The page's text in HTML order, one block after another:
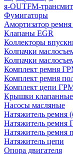
я-OUTFM-
Фумигаторы
Амортизатор
Клапаны EGR
Коллекторы
Колпачки
Колпачки
Комплект ремня
Комплект ремня
Комплект цепи
Крышки клапанные
Насосы масляные
Натяжитель ремня
Натяжитель ремня
Натяжитель ремня
Натяжитель цепи
Опора двигателя